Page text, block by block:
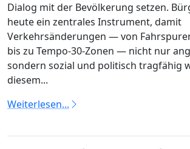
Dialog mit der Bevölkerung setzen.
heute ein zentrales Instrument, damit
Verkehrsänderungen — von
bis zu Tempo-30-Zonen — nicht nur
sondern sozial und politisch tragfähig
diesem...
Weiterlesen...